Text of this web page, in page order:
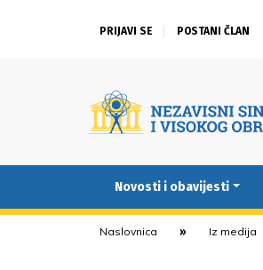
PRIJAVI SE POSTANI ČLAN
Novosti i obavijesti
Naslovnica Iz medija